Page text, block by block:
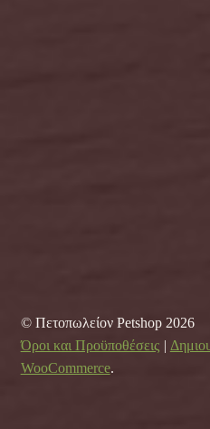
© Πετοπωλείον Petshop 2026
Όροι και Προϋποθέσεις
WooCommerce.